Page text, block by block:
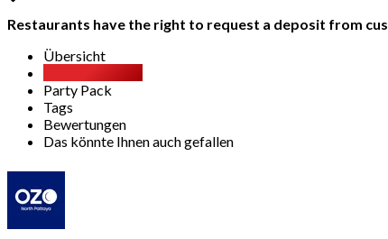
Restaurants have the right to request a deposit from
Übersicht
Party Pack
Tags
Bewertungen
Das könnte Ihnen auch gefallen